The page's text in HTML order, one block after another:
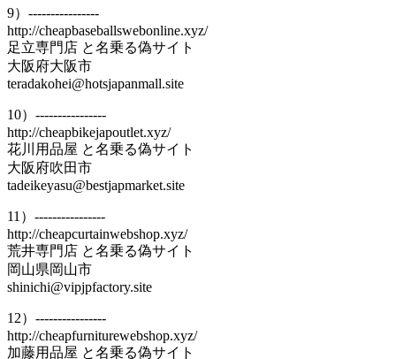
9）----------------
http://cheapbaseballswebonline.xyz/
足立専門店 と名乗る偽サイト
大阪府大阪市
teradakohei@hotsjapanmall.site
10）----------------
http://cheapbikejapoutlet.xyz/
花川用品屋 と名乗る偽サイト
大阪府吹田市
tadeikeyasu@bestjapmarket.site
11）----------------
http://cheapcurtainwebshop.xyz/
荒井専門店 と名乗る偽サイト
岡山県岡山市
shinichi@vipjpfactory.site
12）----------------
http://cheapfurniturewebshop.xyz/
加藤用品屋 と名乗る偽サイト